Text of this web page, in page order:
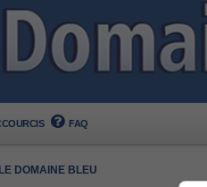
FAQ
LE DOMAINE BLEU